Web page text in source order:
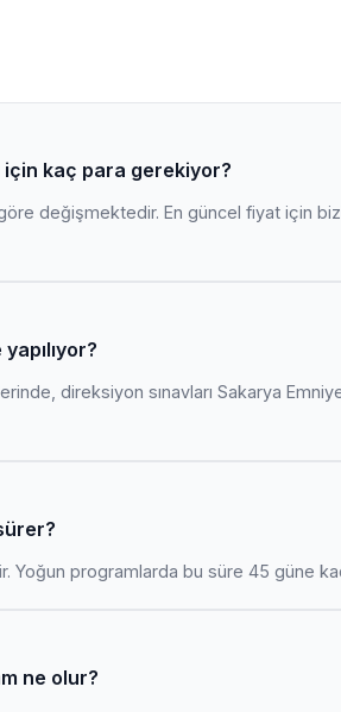
için kaç para gerekiyor?
değişmektedir. En güncel fiyat için
direksiyon sınavları Sakarya
programlarda bu süre 45 güne
ne olur?